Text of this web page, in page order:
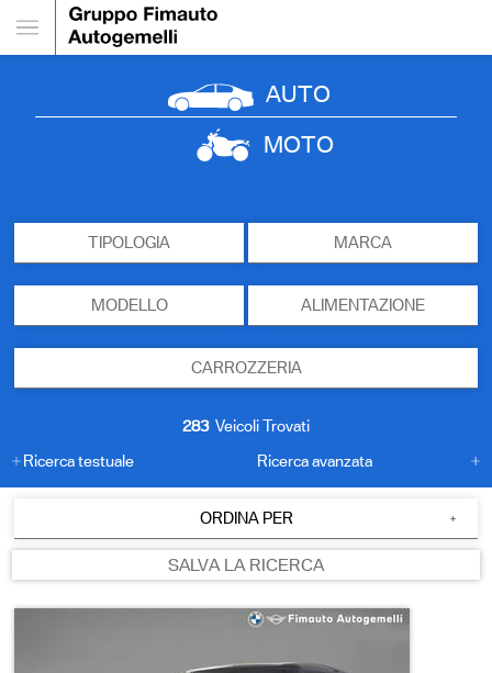
AUTO
MOTO
TIPOLOGIA MARCA
MODELLO ALIMENTAZIONE
CARROZZERIA
283Veicoli Trovati
Ricerca testuale
Ricerca avanzata
ORDINA PER
SALVA LA RICERCA